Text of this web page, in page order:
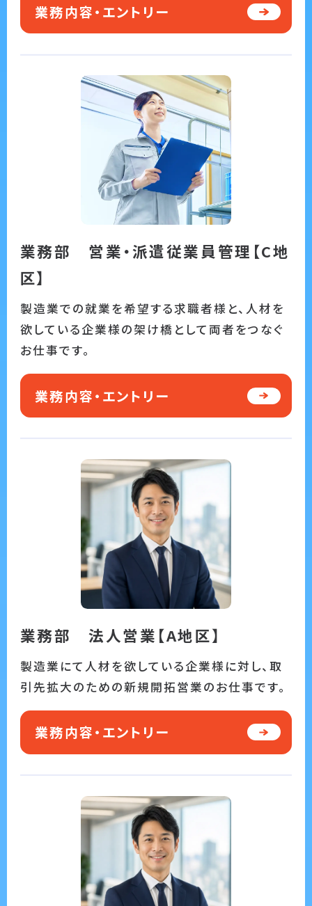
業務内容・エントリー
業務部 営業・派遣従業員管理【C地
区】
製造業での就業を希望する求職者様と、人材を
欲している企業様の架け橋として両者をつなぐ
お仕事です。
業務内容・エントリー
業務部 法人営業【A地区】
製造業にて人材を欲している企業様に対し、取
引先拡大のための新規開拓営業のお仕事です。
業務内容・エントリー